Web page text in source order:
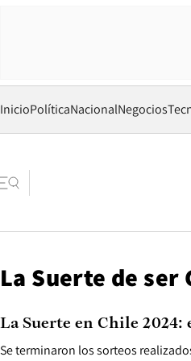
InicioPolíticaNacionalNegocios
La Suerte de ser
Se terminaron los sorteos
La Suerte en Chile 2024: